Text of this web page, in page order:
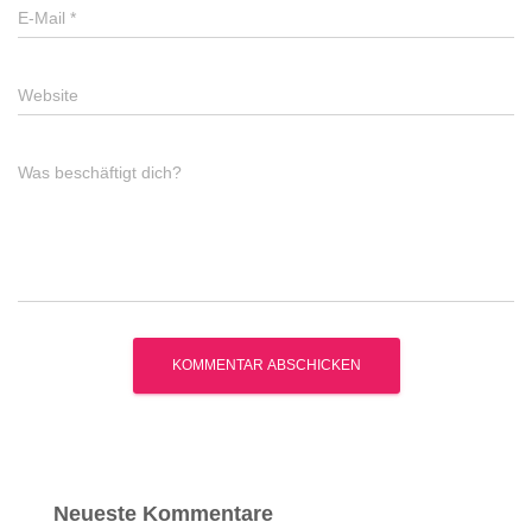
E-Mail *
Website
Was beschäftigt dich?
Neueste Kommentare